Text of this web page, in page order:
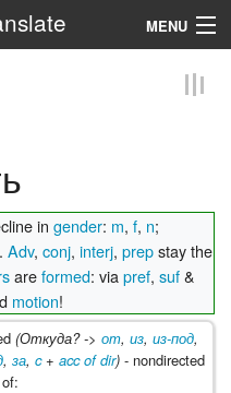
MENU
in gender: m f n;
Adv, conj interj prepstay the
areformed: via pref suf &
motion!
(Откуда? -> от из из-под
за c+ acc of dir) - nondirected